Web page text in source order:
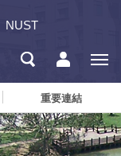
NUST
重要連結